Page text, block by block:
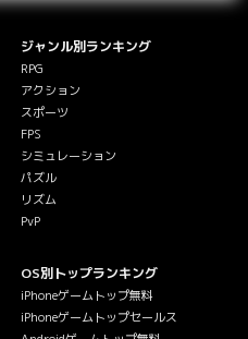
ジャンル別ランキング
RPG
アクション
スポーツ
FPS
シミュレーション
パズル
リズム
PvP
OS別トップランキング
iPhoneゲームトップ無料
iPhoneゲームトップセールス